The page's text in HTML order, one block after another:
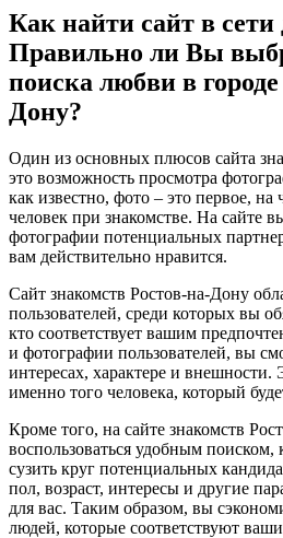
Как найти сайт в сети
Правильно ли Вы
поиска любви в
Дону?
Один из основных плюсов сайта
это возможность просмотра
как известно, фото – это первое,
человек при знакомстве. На сайте
фотографии потенциальных
вам действительно нравится.
Сайт знакомств Ростов-на-Дону
пользователей, среди которых вы
кто соответствует вашим
и фотографии пользователей, вы
интересах, характере и
именно того человека, который
Кроме того, на сайте знакомств
воспользоваться удобным поиском,
сузить круг потенциальных
пол, возраст, интересы и другие
для вас. Таким образом, вы
людей, которые соответствуют